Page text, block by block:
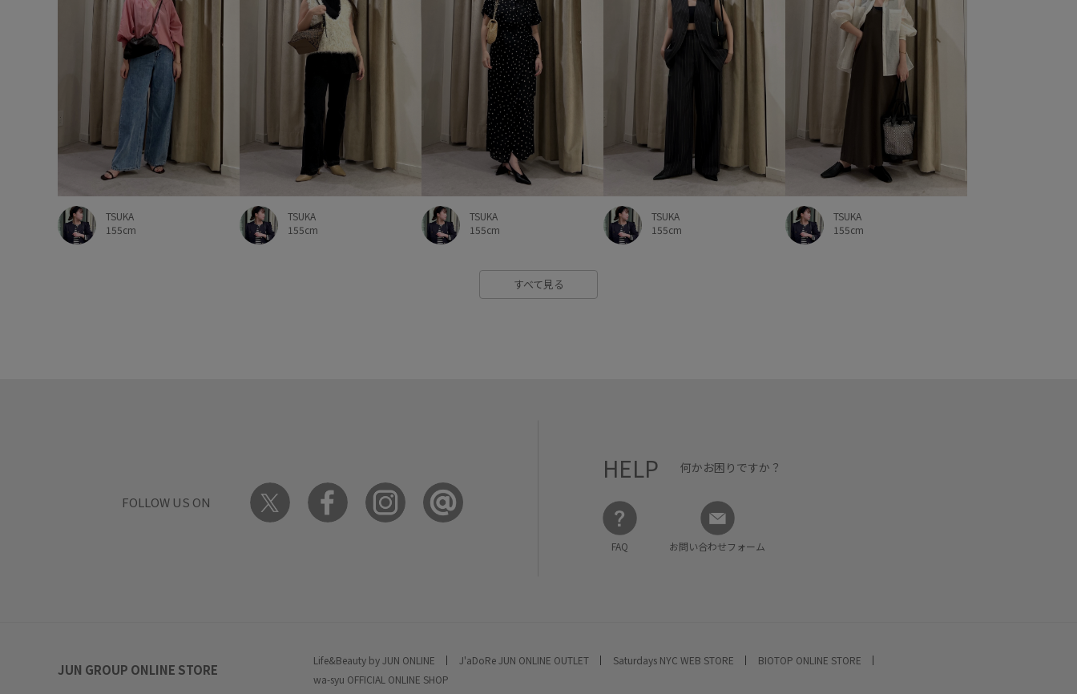
TSUKA
155cm
TSUKA
155cm
TSUKA
155cm
TSUKA
155cm
TSUKA
155cm
すべて見る
FOLLOW US ON
HELP 何かお困りですか？
FAQ お問い合わせフォーム
JUN GROUP ONLINE STORE
Life&Beauty by JUN ONLINE J'aDoRe JUN ONLINE OUTLET Saturdays NYC WEB STORE
BIOTOP ONLINE STORE
wa-syu OFFICIAL ONLINE SHOP